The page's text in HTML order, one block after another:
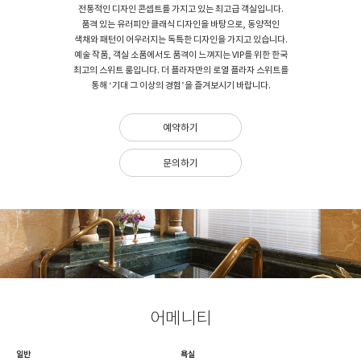
전통적인 디자인 콘셉트를 가지고 있는 최고급 객실입니다.
품격 있는 유러피안 클래식 디자인을 바탕으로, 동양적인
색채와 패턴이 어우러지는 독특한 디자인을 가지고 있습니다.
예술 작품, 객실 소품에서도 품격이 느껴지는 VIP를 위한 한국
최고의 스위트 룸입니다. 더 플라자만의 로열 플라자 스위트를
통해 ‘기대 그 이상의 경험’을 즐겨보시기 바랍니다.
예약하기
문의하기
어메니티
일반
욕실